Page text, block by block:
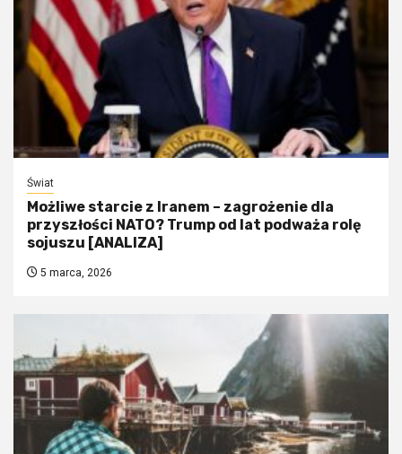
Świat
Możliwe starcie z Iranem – zagrożenie dla
przyszłości NATO? Trump od lat podważa rolę
sojuszu [ANALIZA]
5 marca, 2026